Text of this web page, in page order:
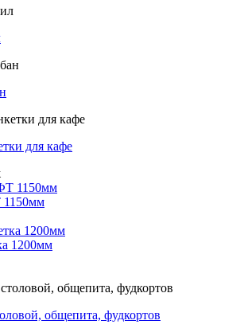
для кафе
1200мм
общепита, фудкортов